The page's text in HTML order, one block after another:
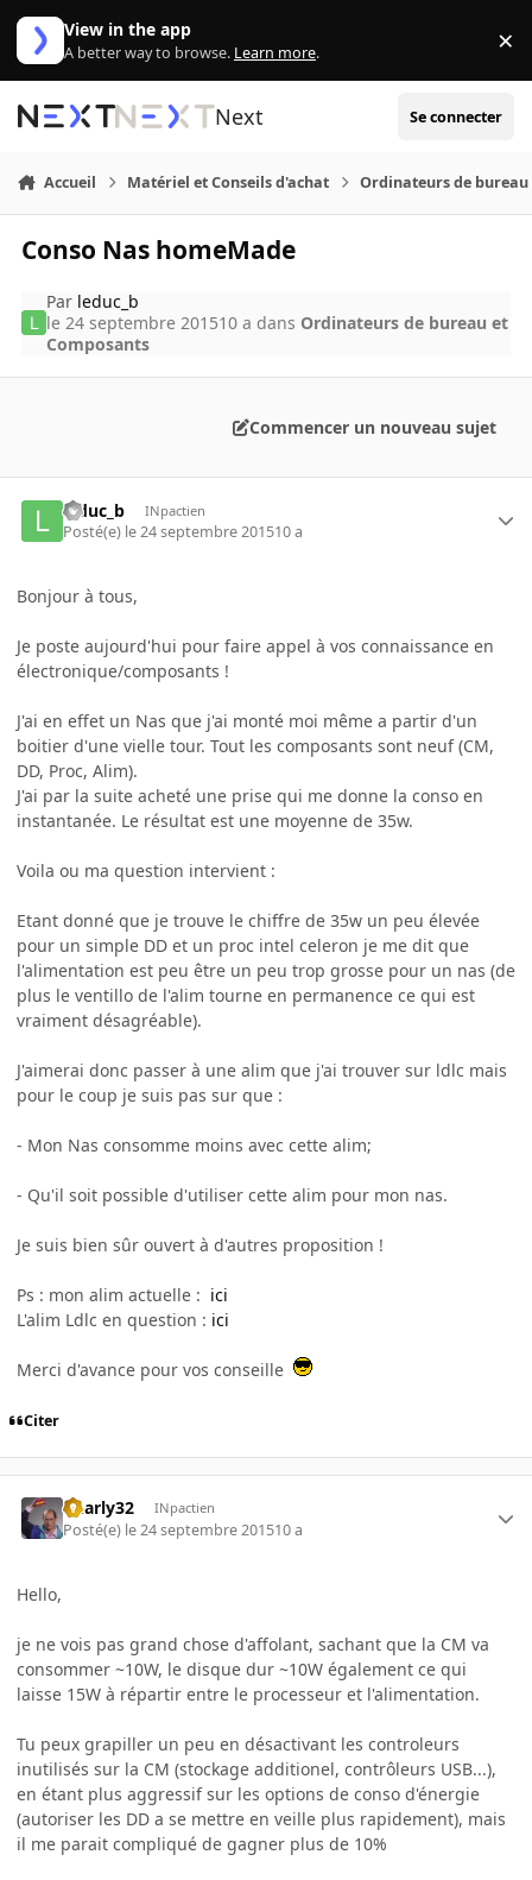
Aller au contenu
View in the app
A better way to browse. Learn more. ×
Next Se connecter
Accueil Matériel et Conseils d'achat Ordinateurs de bureau
Conso Nas homeMade
Par leduc_b
le 24 septembre 201510 a dans Ordinateurs de bureau et
Composants
Commencer un nouveau sujet
leduc_b INpactien
Posté(e) le 24 septembre 201510 a
Bonjour à tous,
Je poste aujourd'hui pour faire appel à vos connaissance en
électronique/composants !
J'ai en effet un Nas que j'ai monté moi même a partir d'un
boitier d'une vielle tour. Tout les composants sont neuf (CM,
DD, Proc, Alim).
J'ai par la suite acheté une prise qui me donne la conso en
instantanée. Le résultat est une moyenne de 35w.
Voila ou ma question intervient :
Etant donné que je trouve le chiffre de 35w un peu élevée
pour un simple DD et un proc intel celeron je me dit que
l'alimentation est peu être un peu trop grosse pour un nas (de
plus le ventillo de l'alim tourne en permanence ce qui est
vraiment désagréable).
J'aimerai donc passer à une alim que j'ai trouver sur ldlc mais
pour le coup je suis pas sur que :
- Mon Nas consomme moins avec cette alim;
- Qu'il soit possible d'utiliser cette alim pour mon nas.
Je suis bien sûr ouvert à d'autres proposition !
Ps : mon alim actuelle : ici
L'alim Ldlc en question : ici
Merci d'avance pour vos conseille
Citer
Charly32 INpactien
Posté(e) le 24 septembre 201510 a
Hello,
je ne vois pas grand chose d'affolant, sachant que la CM va
consommer ~10W, le disque dur ~10W également ce qui
laisse 15W à répartir entre le processeur et l'alimentation.
Tu peux grapiller un peu en désactivant les controleurs
inutilisés sur la CM (stockage additionel, contrôleurs USB...),
en étant plus aggressif sur les options de conso d'énergie
(autoriser les DD a se mettre en veille plus rapidement), mais
il me parait compliqué de gagner plus de 10%